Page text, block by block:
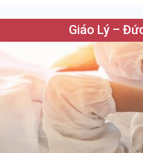
Giáo Lý –